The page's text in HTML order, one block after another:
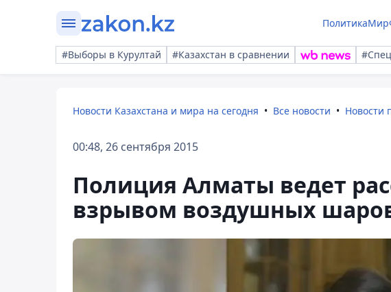
ПолитикаМир
#Выборы в Курултай #Казахстан в сравнении
Новости Казахстана и мира на сегодня Все новости Новости
00:48, 26 сентября 2015
Полиция Алматы ведет
взрывом воздушных